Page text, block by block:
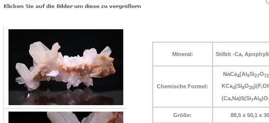
Mineral: Stilbit -Ca,
Chemische Formel:
NaCa4[Al9Si27O72
KCa4(Si8O20
(Ca,Na)5(Si7Al9)O
Größe: 88,5 x 50,1 x